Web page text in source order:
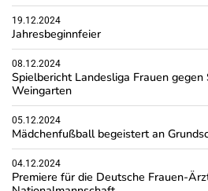
19.12.2024
Jahresbeginnfeier
08.12.2024
Spielbericht Landesliga Frauen
Weingarten
05.12.2024
Mädchenfußball begeistert an
04.12.2024
Premiere für die Deutsche Frauen-